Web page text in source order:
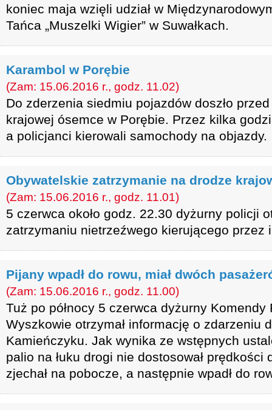
koniec maja wzięli udział w
Tańca „Muszelki Wigier” w Suwałkach.
Karambol w Porębie
(Zam: 15.06.2016 r., godz. 11.02)
Do zderzenia siedmiu pojazdów doszło
krajowej ósemce w Porębie. Przez kilka
a policjanci kierowali samochody na objazdy.
Obywatelskie zatrzymanie na drodze
(Zam: 15.06.2016 r., godz. 11.01)
5 czerwca około godz. 22.30 dyżurny policji
zatrzymaniu nietrzeźwego kierującego przez
Pijany wpadł do rowu, miał dwóch
(Zam: 15.06.2016 r., godz. 11.00)
Tuż po północy 5 czerwca dyżurny
Wyszkowie otrzymał informację o zdarzeniu
Kamieńczyku. Jak wynika ze wstępnych
palio na łuku drogi nie dostosował prędkości
zjechał na pobocze, a następnie wpadł do